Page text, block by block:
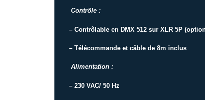
Contrôle :
– Contrôlable en DMX 512 sur XLR 5P
– Télécommande et câble de 8m inclus
Alimentation :
– 230 VAC/ 50 Hz